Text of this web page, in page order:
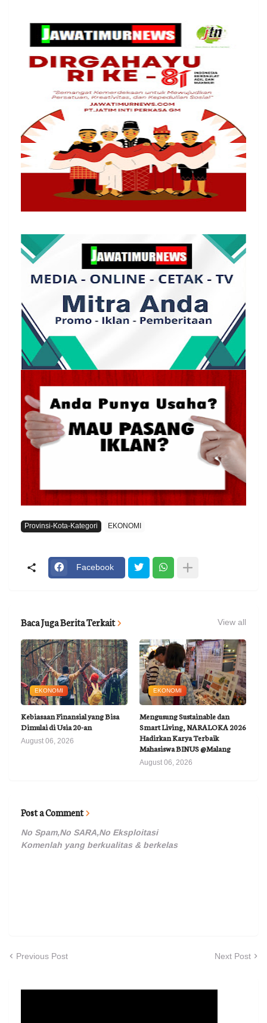
Provinsi-Kota-Kategori EKONOMI
Facebook
Baca Juga Berita Terkait View all
EKONOMI
Kebiasaan Finansial yang Bisa
Dimulai di Usia 20-an
August 06, 2026
EKONOMI
Mengusung Sustainable dan
Smart Living, NARALOKA 2026
Hadirkan Karya Terbaik
Mahasiswa BINUS @Malang
August 06, 2026
Post a Comment
No Spam,No SARA,No Eksploitasi
Komenlah yang berkualitas & berkelas
Previous Post Next Post